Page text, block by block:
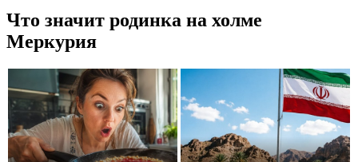
Что значит родинка на холме
Меркурия